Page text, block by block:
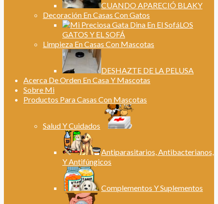
CUANDO APARECIÓ BLAKY
Decoración En Casas Con Gatos
LOS
GATOS Y EL SOFÁ
Limpieza En Casas Con Mascotas
DESHAZTE DE LA PELUSA
Acerca De Orden En Casa Y Mascotas
Sobre Mi
Productos Para Casas Con Mascotas
Salud Y Cuidados
Antiparasitarios, Antibacterianos,
Y Antifúngicos
Complementos Y Suplementos